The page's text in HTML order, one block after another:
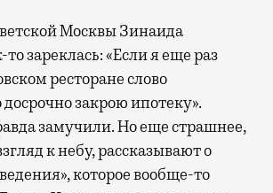
Москвы Зинаида
то зареклась: «Если я еще раз
ресторане слово
досрочно закрою ипотеку».
замучили. Но еще страшнее,
к небу, рассказывают о
которое вообще-то